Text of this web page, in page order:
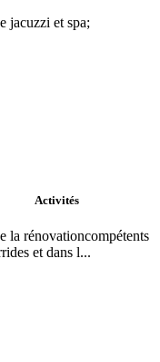
jacuzzi et spa;
Activités
la rénovationcompétents
et dans l...